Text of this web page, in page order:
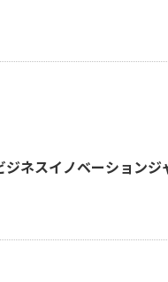
ジネスイノベーション